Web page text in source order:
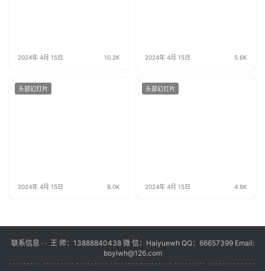
2024年 4月 15日 10.2K 2024年 4月 15日 5.6K
头部幻灯片
2024年 4月 15日 8.0K
头部幻灯片
2024年 4月 15日 4.8K
联系信息 · · 王 师：13888840438 微 信：Haiyuewh QQ：66657399 Email:
boyiwh@126.com
· · · · · · · · · · · · · · · · · · · · · · · · · · · · · · · · · · · ·· · · · · · · · · · · · · · · · · · · · · · · · · · · · · · ·